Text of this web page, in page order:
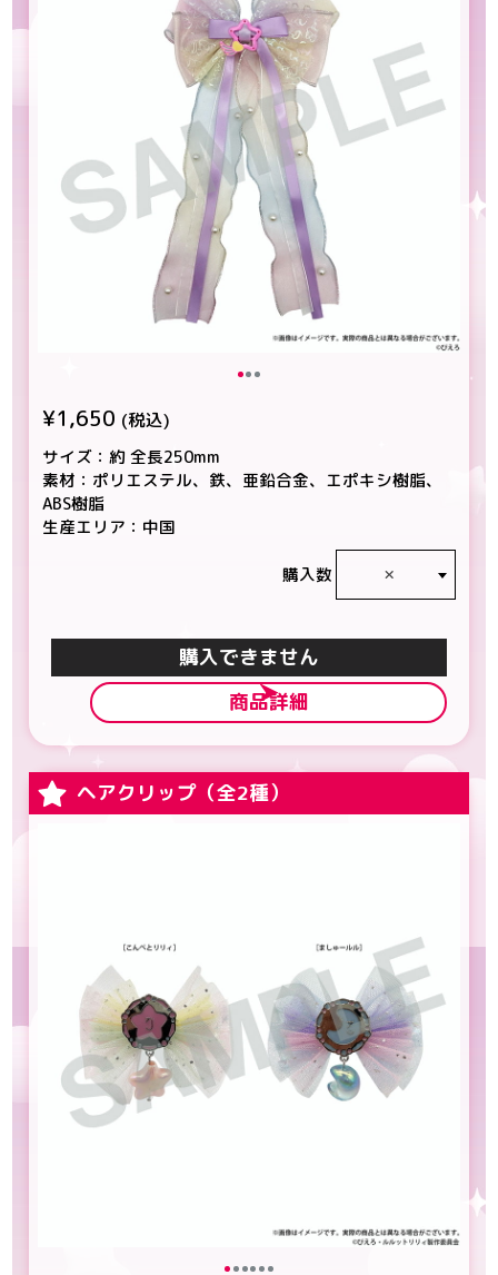
¥1,650 (税込)
サイズ：約 全長250mm
素材：ポリエステル、鉄、亜鉛合金、エポキシ樹脂、
ABS樹脂
生産エリア：中国
購入数 ×
カートに入れる
商品詳細
ヘアクリップ（全2種）